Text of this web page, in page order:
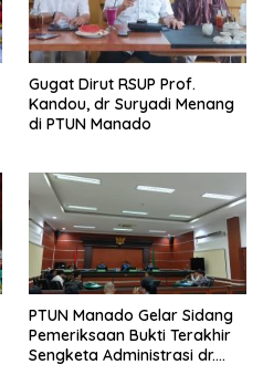
Gugat Dirut RSUP Prof.
Kandou, dr Suryadi Menang
di PTUN Manado
PTUN Manado Gelar Sidang
Pemeriksaan Bukti Terakhir
Sengketa Administrasi dr.